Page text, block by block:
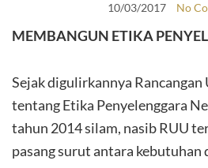
10/03/2017 No
MEMBANGUN ETIKA
Sejak digulirkannya Rancangan
tentang Etika Penyelenggara
tahun 2014 silam, nasib RUU
pasang surut antara kebutuhan